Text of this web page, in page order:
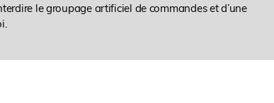
le groupage artificiel de commandes et d’une